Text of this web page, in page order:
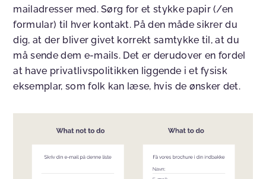
mailadresser med. Sørg for et stykke papir (/en
formular) til hver kontakt. På den måde sikrer du
dig, at der bliver givet korrekt samtykke til, at du
må sende dem e-mails. Det er derudover en fordel
at have privatlivspolitikken liggende i et fysisk
eksemplar, som folk kan læse, hvis de ønsker det.